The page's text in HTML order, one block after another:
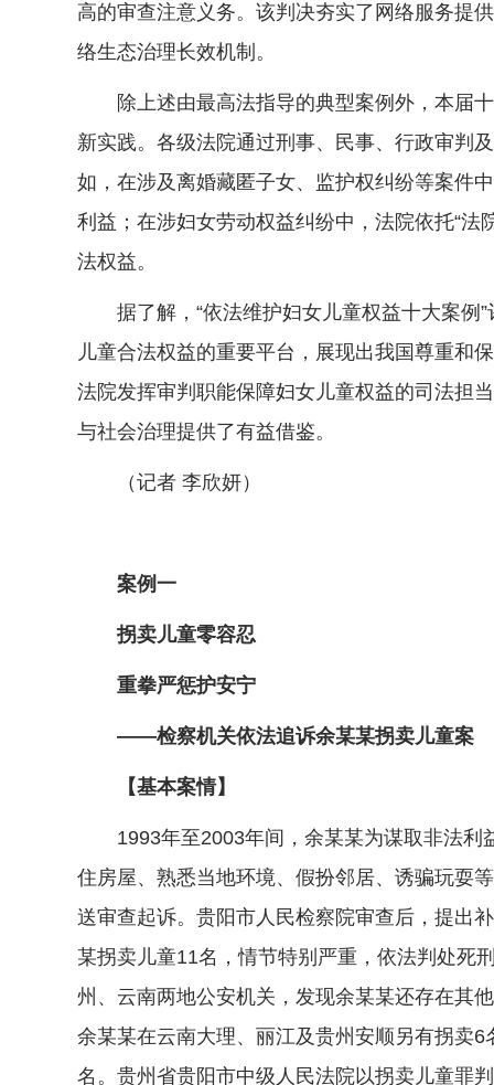
高的审查注意义务。该判决夯实了网络服务提
络生态治理长效机制。
除上述由最高法指导的典型案例外，本届十
新实践。各级法院通过刑事、民事、行政审判
如，在涉及离婚藏匿子女、监护权纠纷等案件
利益；在涉妇女劳动权益纠纷中，法院依托“
法权益。
据了解，“依法维护妇女儿童权益十大案例”
儿童合法权益的重要平台，展现出我国尊重和
法院发挥审判职能保障妇女儿童权益的司法担
与社会治理提供了有益借鉴。
（记者 李欣妍）
案例一
拐卖儿童零容忍
重拳严惩护安宁
——检察机关依法追诉余某某拐卖儿童案
【基本案情】
1993年至2003年间，余某某为谋取非法利
住房屋、熟悉当地环境、假扮邻居、诱骗玩耍
送审查起诉。贵阳市人民检察院审查后，提出
某拐卖儿童11名，情节特别严重，依法判处死
州、云南两地公安机关，发现余某某还存在其
余某某在云南大理、丽江及贵州安顺另有拐卖
名。贵州省贵阳市中级人民法院以拐卖儿童罪